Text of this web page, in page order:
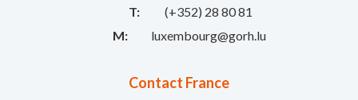
T:
(+352) 28 80 81
M:
luxembourg@gorh.lu
Contact France